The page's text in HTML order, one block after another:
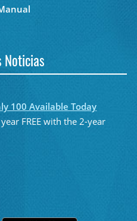
Noticias
100 Available Today
FREE with the 2-year